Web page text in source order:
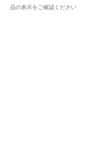
品の表示をご確認ください